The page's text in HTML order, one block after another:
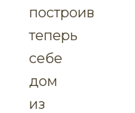
построив
теперь
себе
дом
из